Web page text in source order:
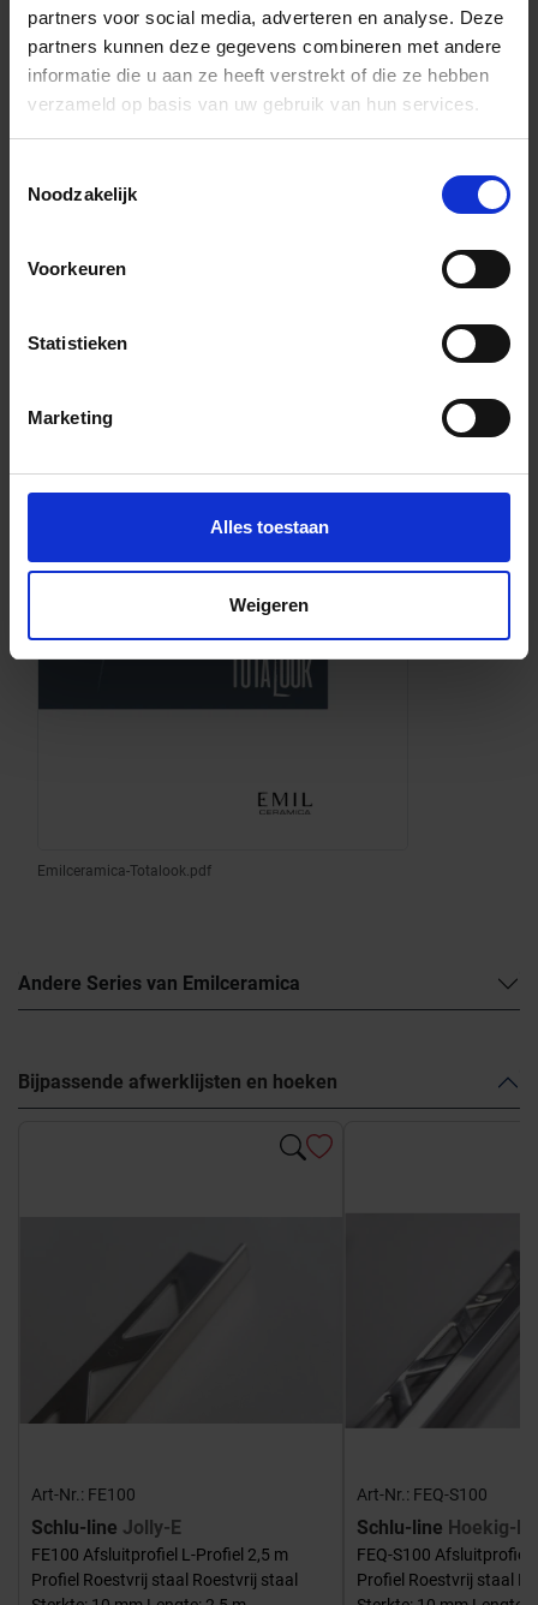
partners voor social media, adverteren en analyse. Deze
partners kunnen deze gegevens combineren met andere
informatie die u aan ze heeft verstrekt of die ze hebben
verzameld op basis van uw gebruik van hun services.
Noodzakelijk
Voorkeuren
Statistieken
Marketing
Alles toestaan
Weigeren
Emilceramica-Totalook.pdf
Andere Series van Emilceramica
Bijpassende afwerklijsten en hoeken
Art-Nr.: FE100
Schlu-line Jolly-E
FE100 Afsluitprofiel L-Profiel 2,5 m
Profiel Roestvrij staal Roestvrij staal
Art-Nr.: FEQ-S100
Schlu-line Hoekig-E
FEQ-S100 Afsluitprofiel
Profiel Roestvrij staal